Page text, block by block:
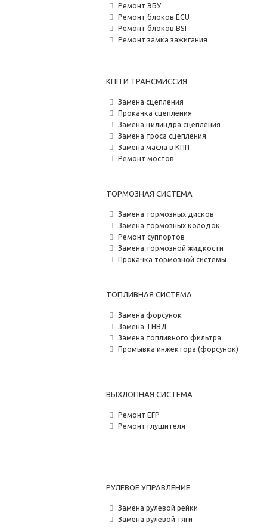
Ремонт ЭБУ
Ремонт блоков ECU
Ремонт блоков BSI
Ремонт замка зажигания
КПП И ТРАНСМИССИЯ
Замена сцепления
Прокачка сцепления
Замена цилиндра сцепления
Замена троса сцепления
Замена масла в КПП
Ремонт мостов
ТОРМОЗНАЯ СИСТЕМА
Замена тормозных дисков
Замена тормозных колодок
Ремонт суппортов
Замена тормозной жидкости
Прокачка тормозной системы
ТОПЛИВНАЯ СИСТЕМА
Замена форсунок
Замена ТНВД
Замена топливного фильтра
Промывка инжектора (форсунок)
ВЫХЛОПНАЯ СИСТЕМА
Ремонт ЕГР
Ремонт глушителя
РУЛЕВОЕ УПРАВЛЕНИЕ
Замена рулевой рейки
Замена рулевой тяги